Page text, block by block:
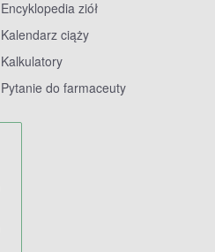
Encyklopedia ziół
Kalendarz ciąży
Kalkulatory
Pytanie do farmaceuty